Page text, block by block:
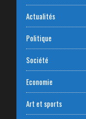
Actualités
Politique
Société
Economie
Art et sports